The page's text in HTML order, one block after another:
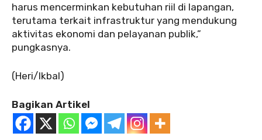
harus mencerminkan kebutuhan riil di lapangan,
terutama terkait infrastruktur yang mendukung
aktivitas ekonomi dan pelayanan publik,”
pungkasnya.
(Heri/Ikbal)
Bagikan Artikel